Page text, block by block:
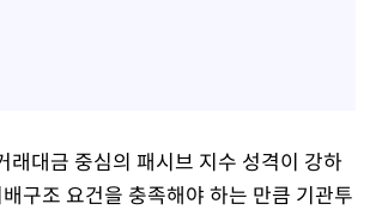
대금 중심의 패시브 지수 성격이 강하
구조 요건을 충족해야 하는 만큼 기관투